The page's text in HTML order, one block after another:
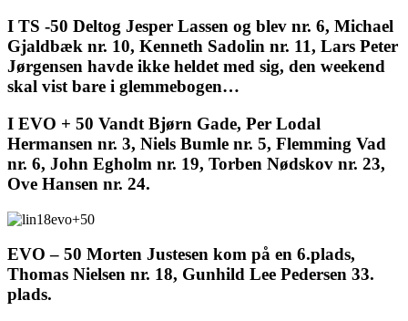
I TS -50 Deltog Jesper Lassen og blev nr. 6, Michael
Gjaldbæk nr. 10, Kenneth Sadolin nr. 11, Lars Peter
Jørgensen havde ikke heldet med sig, den weekend
skal vist bare i glemmebogen…
I EVO + 50 Vandt Bjørn Gade, Per Lodal
Hermansen nr. 3, Niels Bumle nr. 5, Flemming Vad
nr. 6, John Egholm nr. 19, Torben Nødskov nr. 23,
Ove Hansen nr. 24.
EVO – 50 Morten Justesen kom på en 6.plads,
Thomas Nielsen nr. 18, Gunhild Lee Pedersen 33.
plads.